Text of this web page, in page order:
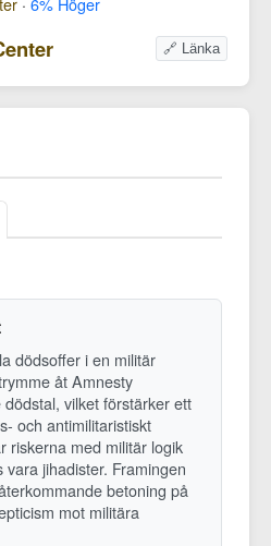
🔗 Länka
dödsoffer i en militär
åt Amnesty
vilket förstärker ett
och antimilitaristiskt
riskerna med militär logik
jihadister. Framingen
betoning på
mot militära